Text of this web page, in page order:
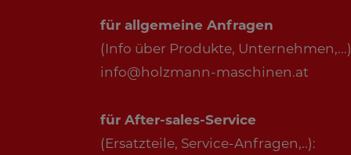
für allgemeine Anfragen
(Info über Produkte,
info@holzmann-maschinen.at
für After-sales-Service
(Ersatzteile, Service-Anfragen,..):